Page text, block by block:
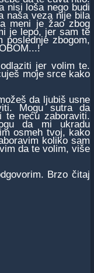
nisi loša nego budi
naša veza nije bila
meni je žao zbog
je lepo, jer sam te
poslednje zbogom,
jer volim te.
moje srce kako
da ljubiš usne
Mogu sutra da
te neću zaboraviti.
da mi ukradu
osmeh tvoj, kako
koliko sam
da te volim, više
Brzo čitaj